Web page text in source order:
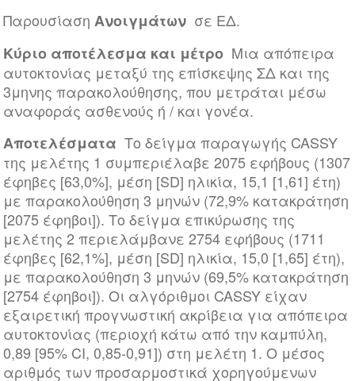
Παρουσίαση Ανοιγμάτωνσε ΕΔ.
Κύριο αποτέλεσμα και μέτρο Μια απόπειρα
αυτοκτονίας μεταξύ της επίσκεψης ΣΔ και της
3μηνης παρακολούθησης, που μετράται μέσω
αναφοράς ασθενούς ή / και γονέα.
Αποτελέσματα Το δείγμα παραγωγής CASSY
της μελέτης 1 συμπεριέλαβε 2075 εφήβους (1307
έφηβες [63,0%], μέση [SD] ηλικία, 15,1 [1,61] έτη)
με παρακολούθηση 3 μηνών (72,9% κατακράτηση
[2075 έφηβοι]). Το δείγμα επικύρωσης της
μελέτης 2 περιελάμβανε 2754 εφήβους (1711
έφηβες [62,1%], μέση [SD] ηλικία, 15,0 [1,65] έτη),
με παρακολούθηση 3 μηνών (69,5% κατακράτηση
[2754 έφηβοι]). Οι αλγόριθμοι CASSY είχαν
εξαιρετική προγνωστική ακρίβεια για απόπειρα
αυτοκτονίας (περιοχή κάτω από την καμπύλη,
0,89 [95% CI, 0,85-0,91]) στη μελέτη 1. Ο μέσος
αριθμός των προσαρμοστικά χορηγούμενων